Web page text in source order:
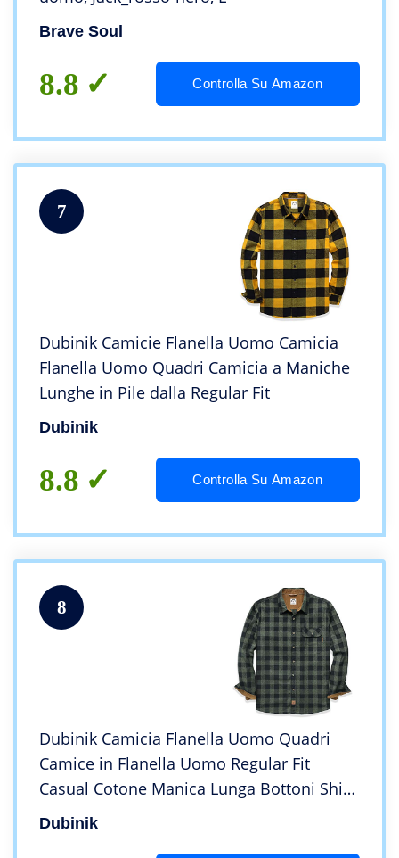
Brave Soul
8.8 Controlla Su Amazon
7
Dubinik Camicie Flanella Uomo Camicia
Flanella Uomo Quadri Camicia a Maniche
Lunghe in Pile dalla Regular Fit
Dubinik
8.8 Controlla Su Amazon
8
Dubinik Camicia Flanella Uomo Quadri
Camice in Flanella Uomo Regular Fit
Casual Cotone Manica Lunga Bottoni Shirt
in Pile
Dubinik